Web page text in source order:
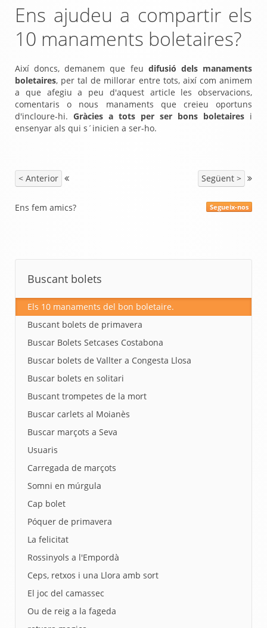
Ens ajudeu a compartir els
10 manaments boletaires?
Així doncs, demanem que feu difusió dels manaments
boletaires, per tal de millorar entre tots, així com animem
a que afegiu a peu d'aquest article les observacions,
comentaris o nous manaments que creieu oportuns
d'incloure-hi. Gràcies a tots per ser bons boletaires i
ensenyar als qui s´inicien a ser-ho.
< Anterior Següent >
Segueix-nos
Ens fem amics?
Buscant bolets
Els 10 manaments del bon boletaire.
Buscant bolets de primavera
Buscar Bolets Setcases Costabona
Buscar bolets de Vallter a Congesta Llosa
Buscar bolets en solitari
Buscant trompetes de la mort
Buscar carlets al Moianès
Buscar marçots a Seva
Usuaris
Carregada de marçots
Somni en múrgula
Cap bolet
Póquer de primavera
La felicitat
Rossinyols a l'Empordà
Ceps, retxos i una Llora amb sort
El joc del camassec
Ou de reig a la fageda